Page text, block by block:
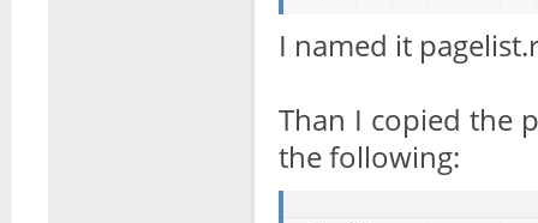
I named it
Than I copied the
the following: